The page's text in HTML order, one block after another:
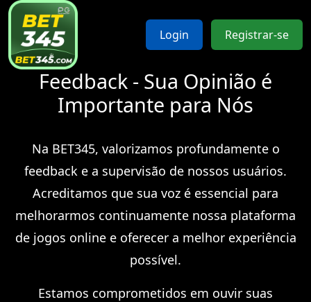
Login Registrar-se
Feedback - Sua Opinião é
Importante para Nós
Na BET345, valorizamos profundamente o
feedback e a supervisão de nossos usuários.
Acreditamos que sua voz é essencial para
melhorarmos continuamente nossa plataforma
de jogos online e oferecer a melhor experiência
possível.
Estamos comprometidos em ouvir suas